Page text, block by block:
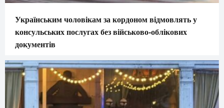
Українським чоловікам за кордоном відмовлять у
консульських послугах без військово-облікових
документів